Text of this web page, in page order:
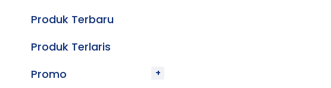
Produk Terbaru
Produk Terlaris
Promo